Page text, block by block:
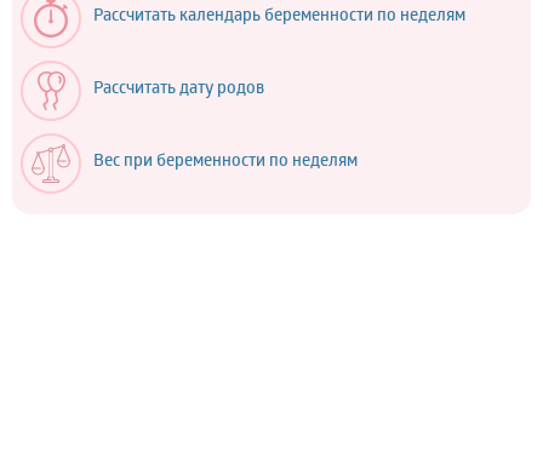
Рассчитать календарь беременности по неделям
Рассчитать дату родов
Вес при беременности по неделям